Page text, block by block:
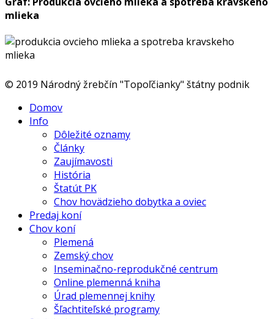
mlieka
© 2019 Národný žrebčín "Topoľčianky" štátny podnik
Domov
Info
Dôležité oznamy
Články
Zaujímavosti
História
Štatút PK
Chov hovädzieho dobytka a oviec
Predaj koní
Chov koní
Plemená
Zemský chov
Inseminačno-reprodukčné centrum
Online plemenná kniha
Úrad plemennej knihy
Šľachtiteľské programy